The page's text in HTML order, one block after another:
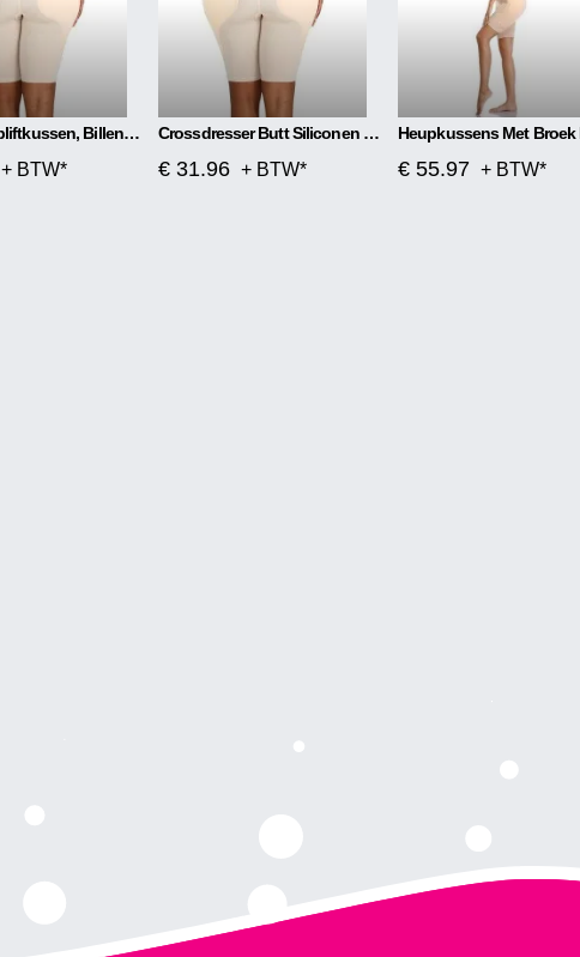
Mollig Heupliftkussen, Billen Lichaamsvormende Broek
+ BTW*
Crossdresser Butt Siliconen Heup Dij Up Pads Herbruikbare Enhancers Billen Booster
€ 31.96 + BTW* € 55.97 + BTW*